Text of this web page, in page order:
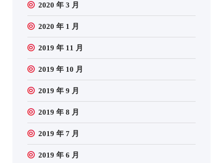
2020 年 3 月
2020 年 1 月
2019 年 11 月
2019 年 10 月
2019 年 9 月
2019 年 8 月
2019 年 7 月
2019 年 6 月